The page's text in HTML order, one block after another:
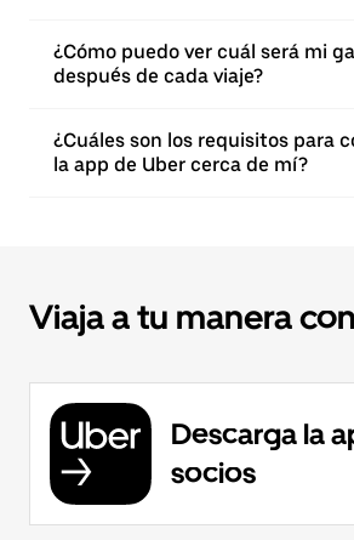
¿Cómo puedo ver cuál será mi
después de cada viaje?
¿Cuáles son los requisitos para
la app de Uber cerca de mí?
Viaja a tu manera
Descarga la
socios